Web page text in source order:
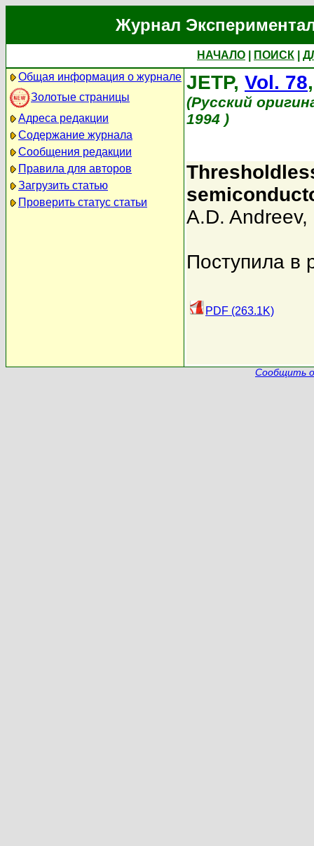
Журнал
НАЧАЛО ПОИСК
Общая информация о журнале
Золотые страницы
Адреса редакции
Содержание журнала
Сообщения редакции
Правила для авторов
Загрузить статью
Проверить статус статьи
JETP, Vol. 78
(Русский
1994 )
A.D. Andreev,
Поступила в
PDF (263.1K)
Сообщить о